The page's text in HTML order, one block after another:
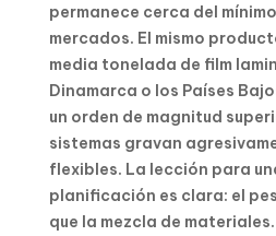
permanece cerca del
mercados. El mismo
media tonelada de film
Dinamarca o los Países
un orden de magnitud
sistemas gravan
flexibles. La lección para
planificación es clara: el
que la mezcla de